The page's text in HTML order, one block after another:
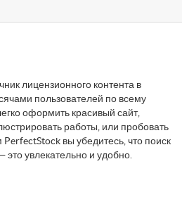
лицензионного контента в
пользователей по всему
оформить красивый сайт,
работы, или пробовать
вы убедитесь, что поиск
увлекательно и удобно.